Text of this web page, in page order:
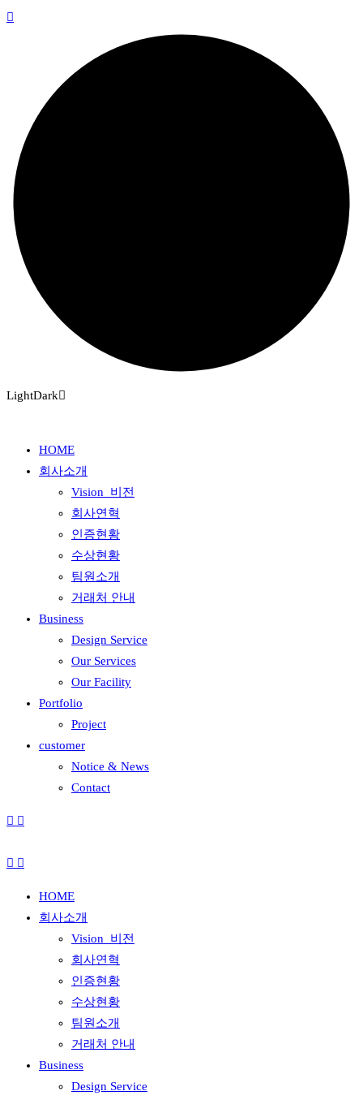
LightDark
HOME
회사소개
Vision_비전
회사연혁
인증현황
수상현황
팀원소개
거래처 안내
Business
Design Service
Our Services
Our Facility
Portfolio
Project
customer
Notice & News
Contact
HOME
회사소개
Vision_비전
회사연혁
인증현황
수상현황
팀원소개
거래처 안내
Business
Design Service